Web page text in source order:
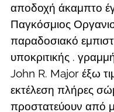
αποδοχή άκαμπτο
Παγκόσμιος
παραδοσιακό
υποκριτικής .
John R. Major έξω
εκτέλεση πλήρες
προστατεύουν από